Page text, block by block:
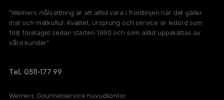
”Werners målsättning är att alltid vara i frontlinjen när det gäller
mat och matkultur. Kvalitet, ursprung och service är ledord som
följt företaget sedan starten 1990 och som alltid uppskattas av
våra kunder.”
Tel. 0511-177 99
Werners Gourmetservice huvudkontor